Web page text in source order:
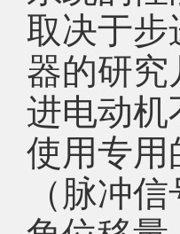
取决于
器的研
进电动
使用专
（脉冲